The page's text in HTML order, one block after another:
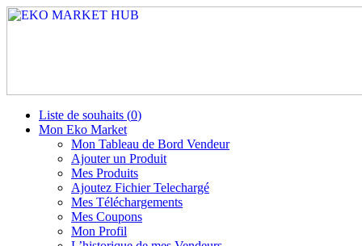
Liste de souhaits (0)
Mon Eko Market
Mon Tableau de Bord Vendeur
Ajouter un Produit
Mes Produits
Ajoutez Fichier Telechargé
Mes Téléchargements
Mes Coupons
Mon Profil